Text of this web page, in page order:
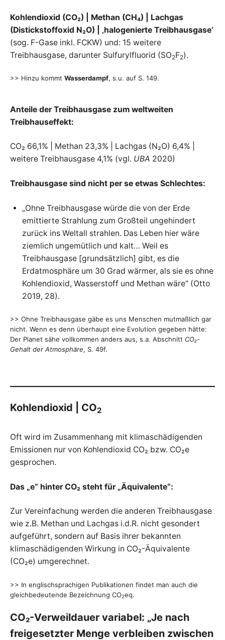
I
M
A
K
R
I
S
n
f
t
:
D
i
e
e
t
e
n
F
t
n
a
h
r
o
ß
e
n
T
o
a
n
Kohlendioxid (CO₂) | Methan (CH₄) | Lachgas
(Distickstoffoxid N₂O) | ‚halogenierte Treibhausgase‘
(sog. F-Gase inkl. FCKW) und: 15 weitere
Treibhausgase, darunter Sulfurylfluorid (SO2F2).
>> Hinzu kommt Wasserdampf, s.u. auf S. 149.
Anteile der Treibhausgase zum weltweiten
Treibhauseffekt:
CO₂ 66,1% | Methan 23,3% | Lachgas (N₂O) 6,4% |
weitere Treibhausgase 4,1% (vgl. UBA 2020)
Treibhausgase sind nicht per se etwas Schlechtes:
„Ohne Treibhausgase würde die von der Erde
emittierte Strahlung zum Großteil ungehindert
zurück ins Weltall strahlen. Das Leben hier wäre
ziemlich ungemütlich und kalt… Weil es
Treibhausgase [grundsätzlich] gibt, es die
Erdatmosphäre um 30 Grad wärmer, als sie es ohne
Kohlendioxid, Wasserstoff und Methan wäre“ (Otto
2019, 28).
>> Ohne Treibhausgase gäbe es uns Menschen mutmaßlich gar
nicht. Wenn es denn überhaupt eine Evolution gegeben hätte:
Der Planet sähe vollkommen anders aus, s.a. Abschnitt CO₂-
Gehalt der Atmosphäre, S. 49f.
Kohlendioxid | CO2
Oft wird im Zusammenhang mit klimaschädigenden
Emissionen nur von Kohlendioxid CO₂ bzw. CO₂e
gesprochen.
Das „e“ hinter CO₂ steht für „Äquivalente“:
Zur Vereinfachung werden die anderen Treibhausgase
wie z.B. Methan und Lachgas i.d.R. nicht gesondert
aufgeführt, sondern auf Basis ihrer bekannten
klimaschädigenden Wirkung in CO₂-Äquivalente
(CO₂e) umgerechnet.
>> In englischsprachigen Publikationen findet man auch die
gleichbedeutende Bezeichnung CO2eq.
CO₂-Verweildauer variabel: „Je nach
freigesetzter Menge verbleiben zwischen